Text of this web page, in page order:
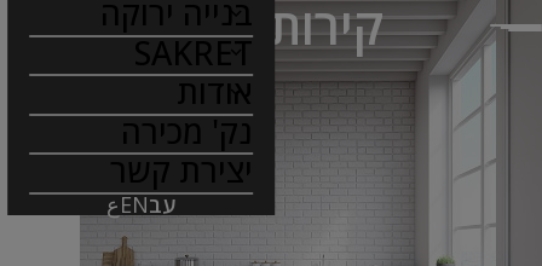
בנייה ירוקה
SAKRET
אודות
נק' מכירה
יצירת קשר
עבENع
קירות פנים